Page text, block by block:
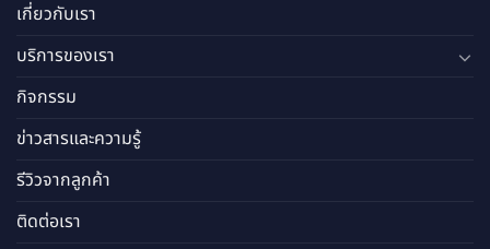
เกี่ยวกับเรา
บริการของเรา
กิจกรรม
ข่าวสารและความรู้
รีวิวจากลูกค้า
ติดต่อเรา